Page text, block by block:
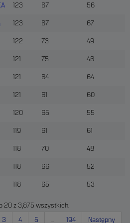
123 67 56
123 67 67
122 73 49
121 75 46
121 64 64
121 61 60
120 65 55
119 61 61
118 70 48
118 66 52
118 65 53
20 z 3,875 wszystkich.
3 4 5 … 194 Następny
zrozumieć, w jaki sposób użytkownik
Wykorzystywanie tych
nowych funkcjonalności. Pliki
wykorzystujemy w serwisie. Brak
powyższych celach.
reklam dopasowanych do
serwisie jak i poza nim, w tym w